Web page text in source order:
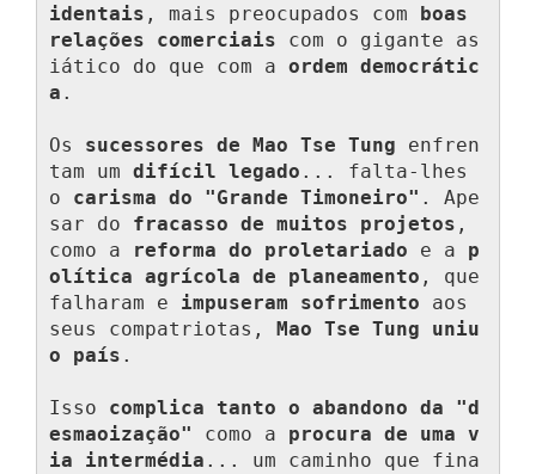
identais , mais preocupados com
boas
relações comerciais com o gigante as
iático do que com a ordem democrátic
a .
Os sucessores de Mao Tse Tung enfren
tam um difícil legado ... falta-lhes
o carisma do "Grande Timoneiro" . Ape
sar do fracasso de muitos projetos ,
como a
reforma do proletariado e a p
olítica agrícola de planeamento , que
falharam e impuseram sofrimento aos
seus compatriotas,
Mao Tse Tung uniu
o país .
Isso complica tanto o abandono da "d
esmaoização"
como a procura de uma v
ia intermédia ... um caminho que fina